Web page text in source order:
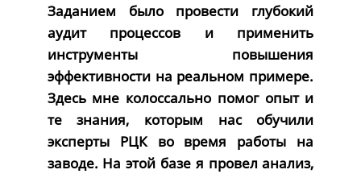
Заданием было провести глубокий
аудит процессов и применить
инструменты повышения
эффективности на реальном примере.
Здесь мне колоссально помог опыт и
те знания, которым нас обучили
эксперты РЦК во время работы на
заводе. На этой базе я провел анализ,